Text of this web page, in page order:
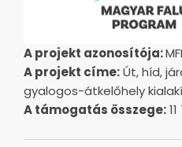
A projekt azonosítója:
A projekt címe:Út, híd,
gyalogos-átkelőhely
A támogatás összege: